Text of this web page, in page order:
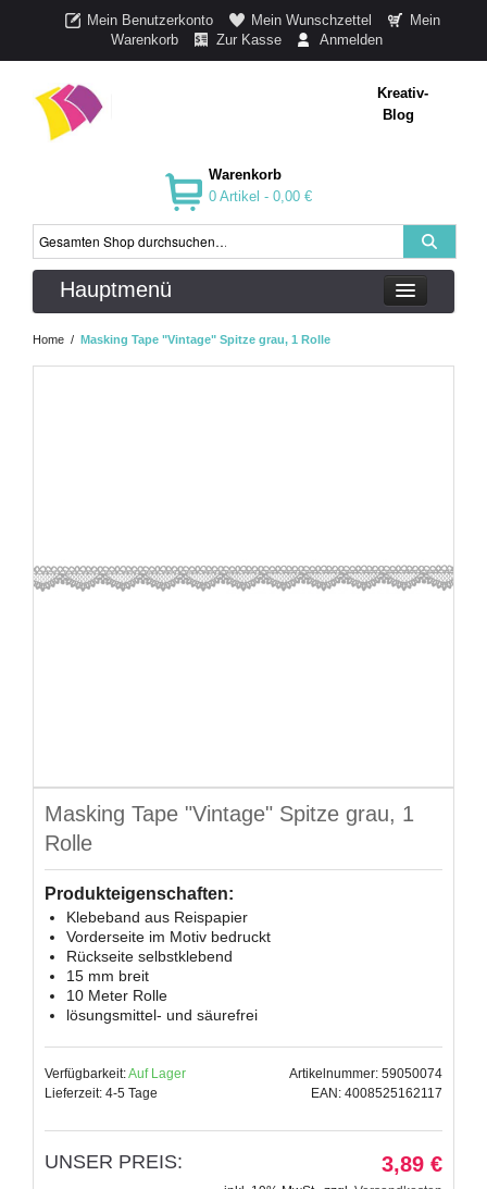
Mein Benutzerkonto Mein Wunschzettel
Mein
Warenkorb
Zur Kasse Anmelden
Kreativ-
Blog
Warenkorb
0 Artikel - 0,00 €
Hauptmenü
Home / Masking Tape "Vintage" Spitze grau, 1 Rolle
Masking Tape "Vintage" Spitze grau, 1
Rolle
Produkteigenschaften:
Klebeband aus Reispapier
Vorderseite im Motiv bedruckt
Rückseite selbstklebend
15 mm breit
10 Meter Rolle
lösungsmittel- und säurefrei
Verfügbarkeit:Auf Lager
Lieferzeit: 4-5 Tage
Artikelnummer: 59050074
EAN: 4008525162117
UNSER PREIS: 3,89 €